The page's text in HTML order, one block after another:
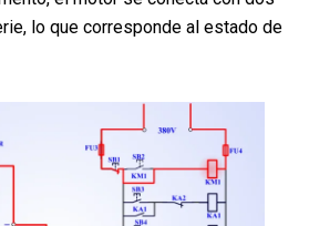
lo que corresponde al estado de